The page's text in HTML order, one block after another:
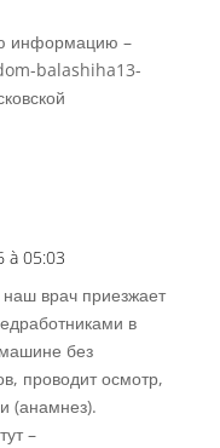
информацию –
balashiha13-
à 05:03
врач приезжает
в
без
проводит осмотр,
(анамнез).
–